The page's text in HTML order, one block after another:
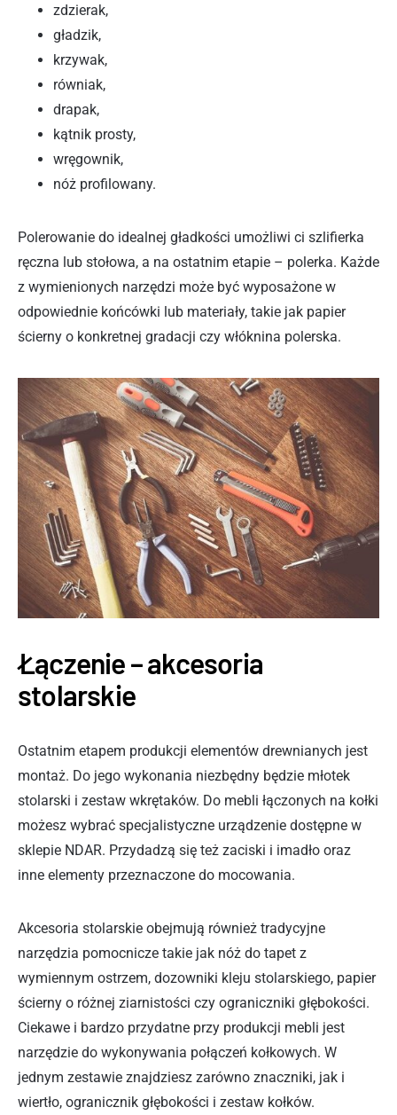
zdzierak,
gładzik,
krzywak,
równiak,
drapak,
kątnik prosty,
wręgownik,
nóż profilowany.
Polerowanie do idealnej gładkości umożliwi ci szlifierka
ręczna lub stołowa, a na ostatnim etapie – polerka. Każde
z wymienionych narzędzi może być wyposażone w
odpowiednie końcówki lub materiały, takie jak papier
ścierny o konkretnej gradacji czy włóknina polerska.
Łączenie – akcesoria
stolarskie
Ostatnim etapem produkcji elementów drewnianych jest
montaż. Do jego wykonania niezbędny będzie młotek
stolarski i zestaw wkrętaków. Do mebli łączonych na kołki
możesz wybrać specjalistyczne urządzenie dostępne w
sklepie NDAR. Przydadzą się też zaciski i imadło oraz
inne elementy przeznaczone do mocowania.
Akcesoria stolarskie obejmują również tradycyjne
narzędzia pomocnicze takie jak nóż do tapet z
wymiennym ostrzem, dozowniki kleju stolarskiego, papier
ścierny o różnej ziarnistości czy ograniczniki głębokości.
Ciekawe i bardzo przydatne przy produkcji mebli jest
narzędzie do wykonywania połączeń kołkowych. W
jednym zestawie znajdziesz zarówno znaczniki, jak i
wiertło, ogranicznik głębokości i zestaw kołków.